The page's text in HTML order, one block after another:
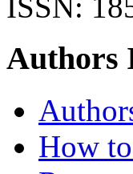
Authors
How